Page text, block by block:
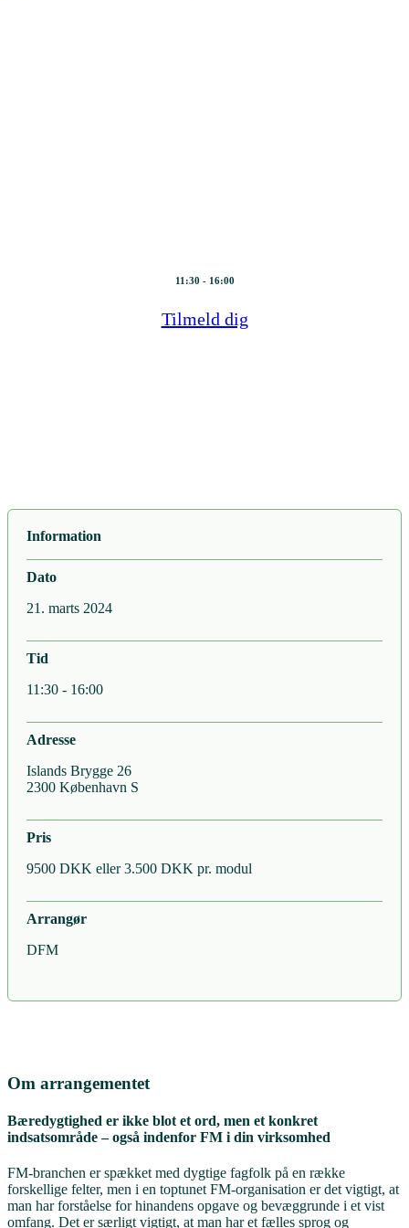
11:30 - 16:00
Tilmeld dig
Om arrangementet
Bæredygtighed er ikke blot et ord, men et konkret
indsatsområde – også indenfor FM i din virksomhed
FM-branchen er spækket med dygtige fagfolk på en række
forskellige felter, men i en toptunet FM-organisation er det vigtigt, at
man har forståelse for hinandens opgave og bevæggrunde i et vist
omfang. Det er særligt vigtigt, at man har et fælles sprog og
Information
Dato
21. marts 2024
Tid
11:30 - 16:00
Adresse
Islands Brygge 26
2300 København S
Pris
9500 DKK eller 3.500 DKK pr. modul
Arrangør
DFM